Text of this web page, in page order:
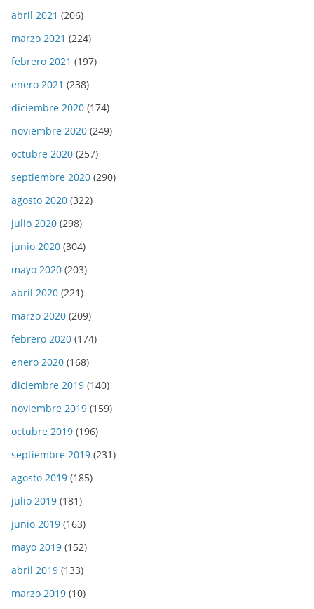
abril 2021 (206)
marzo 2021 (224)
febrero 2021 (197)
enero 2021 (238)
diciembre 2020 (174)
noviembre 2020 (249)
octubre 2020 (257)
septiembre 2020 (290)
agosto 2020 (322)
julio 2020 (298)
junio 2020 (304)
mayo 2020 (203)
abril 2020 (221)
marzo 2020 (209)
febrero 2020 (174)
enero 2020 (168)
diciembre 2019 (140)
noviembre 2019 (159)
octubre 2019 (196)
septiembre 2019 (231)
agosto 2019 (185)
julio 2019 (181)
junio 2019 (163)
mayo 2019 (152)
abril 2019 (133)
marzo 2019 (10)